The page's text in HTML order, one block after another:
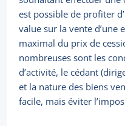
est possible de profiter
value sur la vente d’une
maximal du prix de
nombreuses sont les
d’activité, le cédant
et la nature des biens
facile, mais éviter